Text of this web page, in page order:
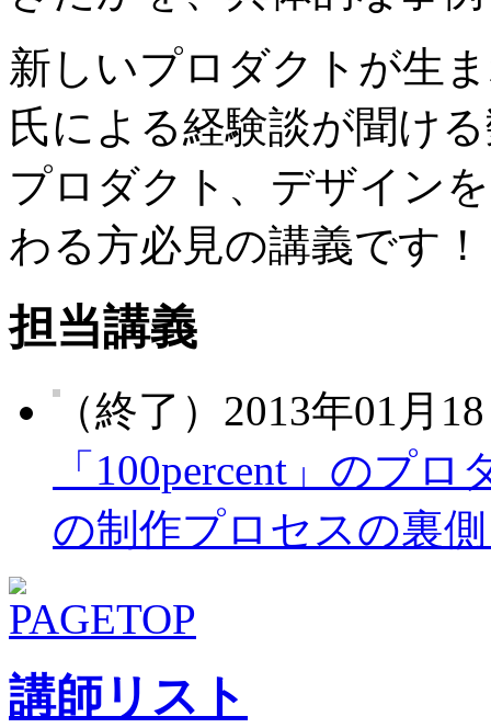
新しいプロダクトが生
氏による経験談が聞け
プロダクト、デザイン
わる方必見の講義です！
担当講義
（終了）2013年01月
「100percent」のプ
の制作プロセスの裏
講師リスト